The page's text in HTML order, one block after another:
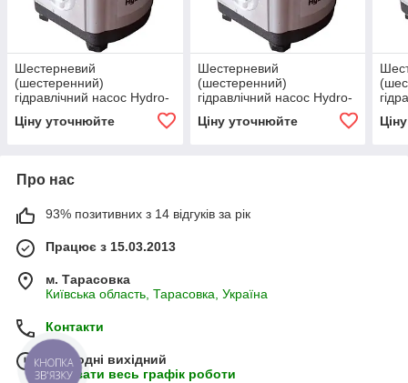
Шестерневий
(шестеренний)
гідравлічний насос Hydro-
Ціну уточнюйте
Шестерневий
(шестеренний)
гідравлічний насос Hydro-
Ціну уточнюйте
Про нас
93% позитивних з 14 відгуків за рік
Працює з 15.03.2013
м. Тарасовка
Київська область, Тарасовка, Україна
Контакти
Сьогодні вихідний
Показати весь графік роботи
КНОПКА
ЗВ'ЯЗКУ